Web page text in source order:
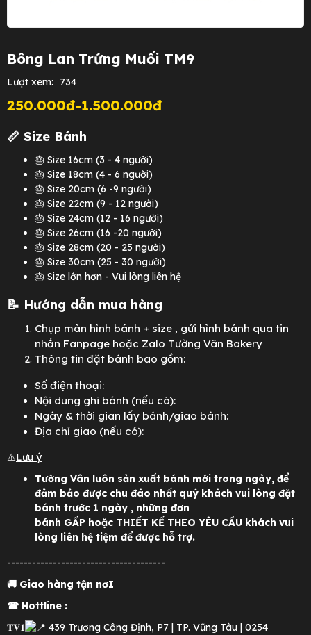
Bông Lan Trứng Muối TM9
Lượt xem: 734
250.000đ-1.500.000đ
📏 Size Bánh
🎂 Size 16cm (3 - 4 người)
🎂 Size 18cm (4 - 6 người)
🎂 Size 20cm (6 -9 người)
🎂 Size 22cm (9 - 12 người)
🎂 Size 24cm (12 - 16 người)
🎂 Size 26cm (16 -20 người)
🎂 Size 28cm (20 - 25 người)
🎂 Size 30cm (25 - 30 người)
🎂 Size lớn hơn - Vui lòng liên hệ
📝 Hướng dẫn mua hàng
Chụp màn hình bánh + size , gửi hình bánh qua tin
nhắn Fanpage hoặc Zalo Tường Vân Bakery
Thông tin đặt bánh bao gồm:
Số điện thoại:
Nội dung ghi bánh (nếu có):
Ngày & thời gian lấy bánh/giao bánh:
Địa chỉ giao (nếu có):
⚠️Lưu ý
Tường Vân luôn sản xuất bánh mới trong ngày, để
đảm bảo được chu đáo nhất quý khách vui lòng đặt
bánh trước 1 ngày , những đơn
bánh GẤP hoặc THIẾT KẾ THEO YÊU CẦU khách vui
lòng liên hệ tiệm để được hỗ trợ.
--------------------------------------
🚚 Giao hàng tận nơI
☎ Hottline :
𝐓𝐕𝟏
439 Trương Công Định, P7 | TP. Vũng Tàu | 0254